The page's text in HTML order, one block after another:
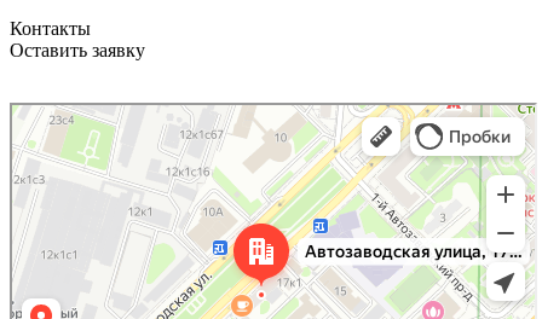
Контакты
Оставить заявку